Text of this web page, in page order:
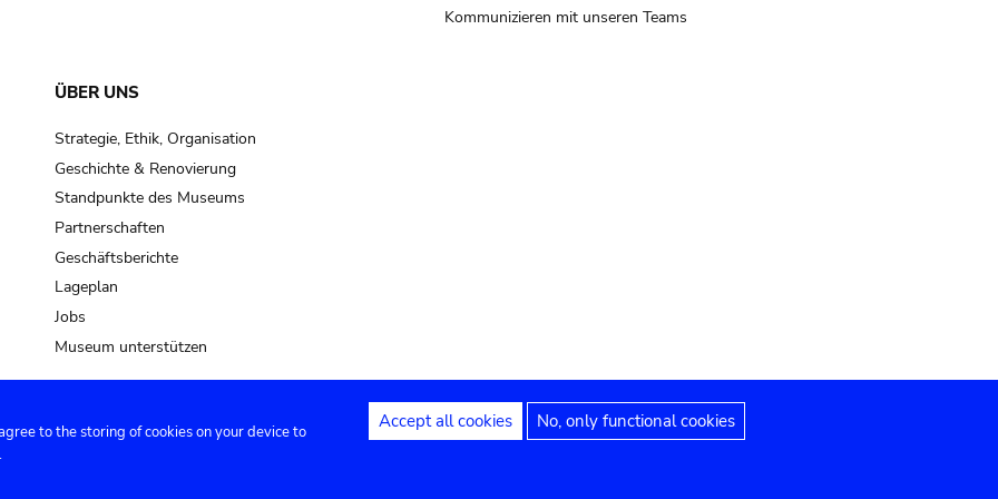
Kommunizieren mit unseren Teams
ÜBER UNS
Strategie, Ethik, Organisation
Geschichte & Renovierung
Standpunkte des Museums
Partnerschaften
Geschäftsberichte
Lageplan
Jobs
Museum unterstützen
Privacy settings Rechtliche Hinweise Erklärung zur Barrierefreiheit
to the storing of cookies on your device to
Accept all cookies No, only functional cookies